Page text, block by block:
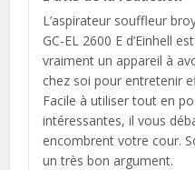
L’aspirateur souffleur
GC-EL 2600 E d’Einhell est
vraiment un appareil à
chez soi pour entretenir
Facile à utiliser tout en
intéressantes, il vous
encombrent votre cour.
un très bon argument.